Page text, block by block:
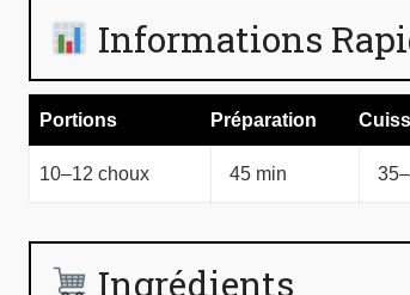
Informations
Portions Préparation
10–12 choux 45 min
Ingrédients